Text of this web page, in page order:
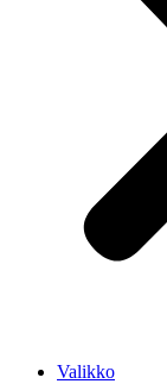
Valikko